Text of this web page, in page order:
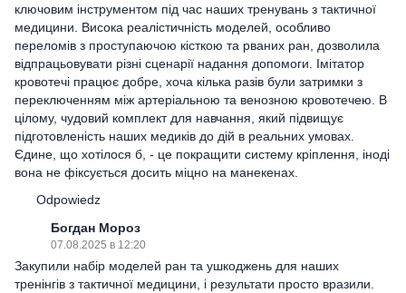
ключовим інструментом під час наших тренувань з тактичної
медицини. Висока реалістичність моделей, особливо
переломів з проступаючою кісткою та рваних ран, дозволила
відпрацьовувати різні сценарії надання допомоги. Імітатор
кровотечі працює добре, хоча кілька разів були затримки з
переключенням між артеріальною та венозною кровотечею. В
цілому, чудовий комплект для навчання, який підвищує
підготовленість наших медиків до дій в реальних умовах.
Єдине, що хотілося б, - це покращити систему кріплення, іноді
вона не фіксується досить міцно на манекенах.
Odpowiedz
Богдан Мороз
07.08.2025 в 12:20
Закупили набір моделей ран та ушкоджень для наших
тренінгів з тактичної медицини, і результати просто вразили.